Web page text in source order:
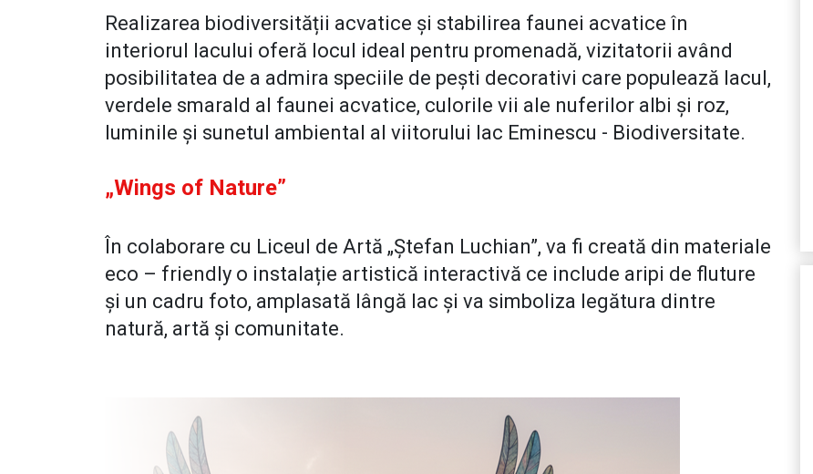
Realizarea biodiversității acvatice și stabilirea faunei acvatice în
interiorul lacului oferă locul ideal pentru promenadă, vizitatorii având
posibilitatea de a admira speciile de pești decorativi care populează lacul,
verdele smarald al faunei acvatice, culorile vii ale nuferilor albi și roz,
luminile și sunetul ambiental al viitorului lac Eminescu - Biodiversitate.
„Wings of Nature”
În colaborare cu Liceul de Artă „Ștefan Luchian”, va fi creată din materiale
eco – friendly o instalație artistică interactivă ce include aripi de fluture
și un cadru foto, amplasată lângă lac și va simboliza legătura dintre
natură, artă și comunitate.